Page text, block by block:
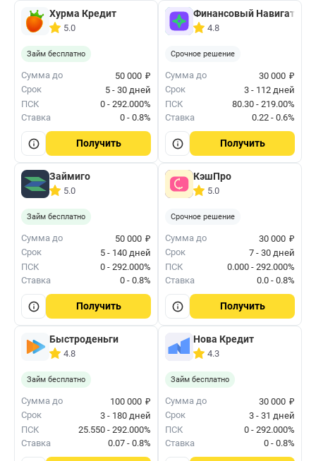
Хурма Кредит
5.0
Займ бесплатно
Сумма до 50 000 ₽
Срок
5 - 30 дней
ПСК
0 - 292.000%
Ставка
0 - 0.8%
Получить
Финансовый Навигатор
4.8
Срочное решение
Сумма до 30 000 ₽
Срок
3 - 112 дней
ПСК
80.30 - 219.00%
Ставка
0.22 - 0.6%
Получить
Займиго
5.0
Займ бесплатно
Сумма до 50 000 ₽
Срок
5 - 140 дней
ПСК
0 - 292.000%
Ставка
0 - 0.8%
Получить
КэшПро
5.0
Срочное решение
Сумма до 30 000 ₽
Срок
7 - 30 дней
ПСК
0.000 - 292.000%
Ставка
0.0 - 0.8%
Получить
Быстроденьги
4.8
Займ бесплатно
Сумма до 100 000 ₽
Срок
3 - 180 дней
ПСК
25.550 - 292.000%
Ставка
0.07 - 0.8%
Нова Кредит
4.3
Займ бесплатно
Сумма до 30 000 ₽
Срок
3 - 31 дней
ПСК
0 - 292.000%
Ставка
0 - 0.8%